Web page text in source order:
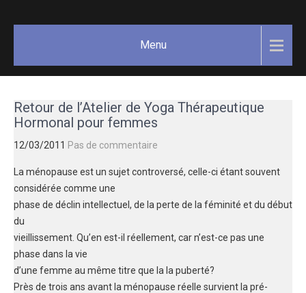
GAËLLE
bien-être
créativité.
Menu
Retour de l’Atelier de Yoga Thérapeutique
Hormonal pour femmes
12/03/2011 Pas de commentaire
La ménopause est un sujet controversé, celle-ci étant souvent
considérée comme une
phase de déclin intellectuel, de la perte de la féminité et du début
du
vieillissement. Qu’en est-il réellement, car n’est-ce pas une
phase dans la vie
d’une femme au même titre que la la puberté?
Près de trois ans avant la ménopause réelle survient la pré-